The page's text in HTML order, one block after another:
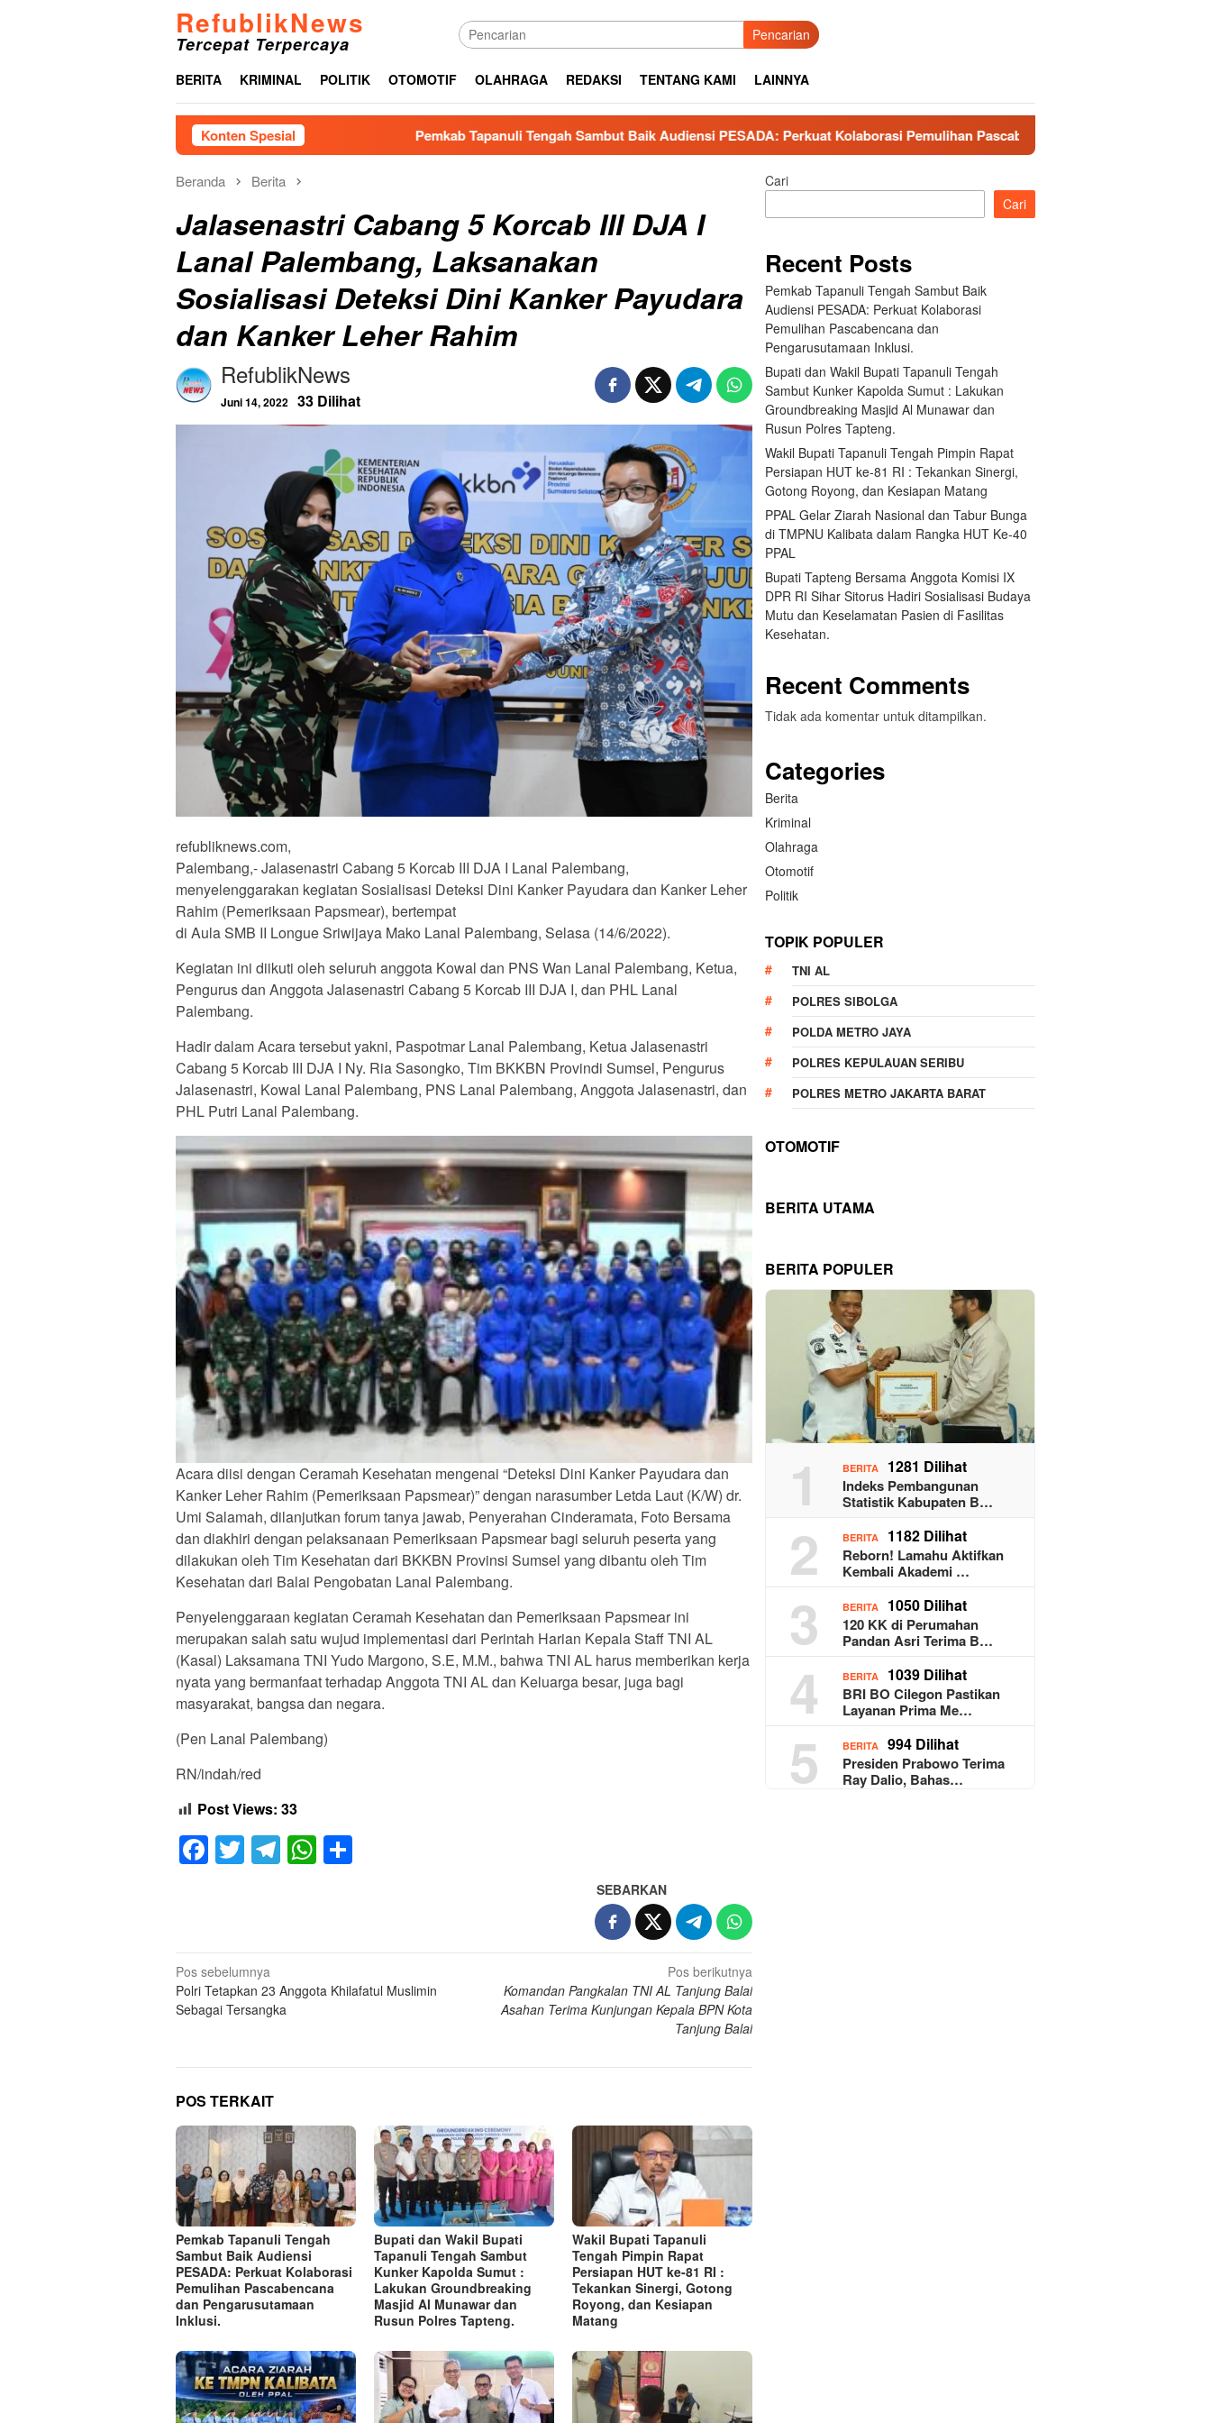
RefublikNews
Tercepat Terpercaya Pencarian
BERITA KRIMINAL POLITIK OTOMOTIF OLAHRAGA REDAKSI TENTANG KAMI LAINNYA
Konten SpesialPemkab Tapanuli Tengah Sambut Baik Audiensi PESADA: Perkuat Kolaborasi Pemulihan Pascabencana dan Pengarusutamaan Inklusi.
Beranda Berita
Jalasenastri Cabang 5 Korcab III DJA I
Lanal Palembang, Laksanakan
Sosialisasi Deteksi Dini Kanker Payudara
dan Kanker Leher Rahim
RefublikNews
Juni 14, 2022 33 Dilihat
refubliknews.com,
Palembang,- Jalasenastri Cabang 5 Korcab III DJA I Lanal Palembang,
menyelenggarakan kegiatan Sosialisasi Deteksi Dini Kanker Payudara dan Kanker Leher
Rahim (Pemeriksaan Papsmear), bertempat
di Aula SMB II Longue Sriwijaya Mako Lanal Palembang, Selasa (14/6/2022).
Kegiatan ini diikuti oleh seluruh anggota Kowal dan PNS Wan Lanal Palembang, Ketua,
Pengurus dan Anggota Jalasenastri Cabang 5 Korcab III DJA I, dan PHL Lanal
Palembang.
Hadir dalam Acara tersebut yakni, Paspotmar Lanal Palembang, Ketua Jalasenastri
Cabang 5 Korcab III DJA I Ny. Ria Sasongko, Tim BKKBN Provindi Sumsel, Pengurus
Jalasenastri, Kowal Lanal Palembang, PNS Lanal Palembang, Anggota Jalasenastri, dan
PHL Putri Lanal Palembang.
Acara diisi dengan Ceramah Kesehatan mengenai “Deteksi Dini Kanker Payudara dan
Kanker Leher Rahim (Pemeriksaan Papsmear)” dengan narasumber Letda Laut (K/W) dr.
Umi Salamah, dilanjutkan forum tanya jawab, Penyerahan Cinderamata, Foto Bersama
dan diakhiri dengan pelaksanaan Pemeriksaan Papsmear bagi seluruh peserta yang
dilakukan oleh Tim Kesehatan dari BKKBN Provinsi Sumsel yang dibantu oleh Tim
Kesehatan dari Balai Pengobatan Lanal Palembang.
Penyelenggaraan kegiatan Ceramah Kesehatan dan Pemeriksaan Papsmear ini
merupakan salah satu wujud implementasi dari Perintah Harian Kepala Staff TNI AL
(Kasal) Laksamana TNI Yudo Margono, S.E, M.M., bahwa TNI AL harus memberikan kerja
nyata yang bermanfaat terhadap Anggota TNI AL dan Keluarga besar, juga bagi
masyarakat, bangsa dan negara.
(Pen Lanal Palembang)
RN/indah/red
Post Views: 33
Facebook
Twitter
Telegram
WhatsApp
SEBARKAN
Navigasi
pos
Pos sebelumnya
Polri Tetapkan 23 Anggota Khilafatul Muslimin
Sebagai Tersangka
Pos berikutnya
Komandan Pangkalan TNI AL Tanjung Balai
Asahan Terima Kunjungan Kepala BPN Kota
Tanjung Balai
POS TERKAIT
Pemkab Tapanuli Tengah
Sambut Baik Audiensi
PESADA: Perkuat Kolaborasi
Pemulihan Pascabencana
dan Pengarusutamaan
Inklusi.
Bupati dan Wakil Bupati
Tapanuli Tengah Sambut
Kunker Kapolda Sumut :
Lakukan Groundbreaking
Masjid Al Munawar dan
Rusun Polres Tapteng.
Wakil Bupati Tapanuli
Tengah Pimpin Rapat
Persiapan HUT ke-81 RI :
Tekankan Sinergi, Gotong
Royong, dan Kesiapan
Matang
Cari
Cari
Recent Posts
Pemkab Tapanuli Tengah Sambut Baik
Audiensi PESADA: Perkuat Kolaborasi
Pemulihan Pascabencana dan
Pengarusutamaan Inklusi.
Bupati dan Wakil Bupati Tapanuli Tengah
Sambut Kunker Kapolda Sumut : Lakukan
Groundbreaking Masjid Al Munawar dan
Rusun Polres Tapteng.
Wakil Bupati Tapanuli Tengah Pimpin Rapat
Persiapan HUT ke-81 RI : Tekankan Sinergi,
Gotong Royong, dan Kesiapan Matang
PPAL Gelar Ziarah Nasional dan Tabur Bunga
di TMPNU Kalibata dalam Rangka HUT Ke-40
PPAL
Bupati Tapteng Bersama Anggota Komisi IX
DPR RI Sihar Sitorus Hadiri Sosialisasi Budaya
Mutu dan Keselamatan Pasien di Fasilitas
Kesehatan.
Recent Comments
Tidak ada komentar untuk ditampilkan.
Categories
Berita
Kriminal
Olahraga
Otomotif
Politik
TOPIK POPULER
TNI AL
POLRES SIBOLGA
POLDA METRO JAYA
POLRES KEPULAUAN SERIBU
POLRES METRO JAKARTA BARAT
OTOMOTIF
BERITA UTAMA
BERITA POPULER
1 BERITA 1281 Dilihat
Indeks Pembangunan
Statistik Kabupaten B…
2 BERITA 1182 Dilihat
Reborn! Lamahu Aktifkan
Kembali Akademi …
3 BERITA 1050 Dilihat
120 KK di Perumahan
Pandan Asri Terima B…
4 BERITA 1039 Dilihat
BRI BO Cilegon Pastikan
Layanan Prima Me…
5 BERITA 994 Dilihat
Presiden Prabowo Terima
Ray Dalio, Bahas…